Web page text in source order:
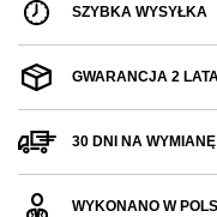
SZYBKA WYSYŁKA
GWARANCJA 2 LATA
30 DNI NA WYMIANĘ
WYKONANO W